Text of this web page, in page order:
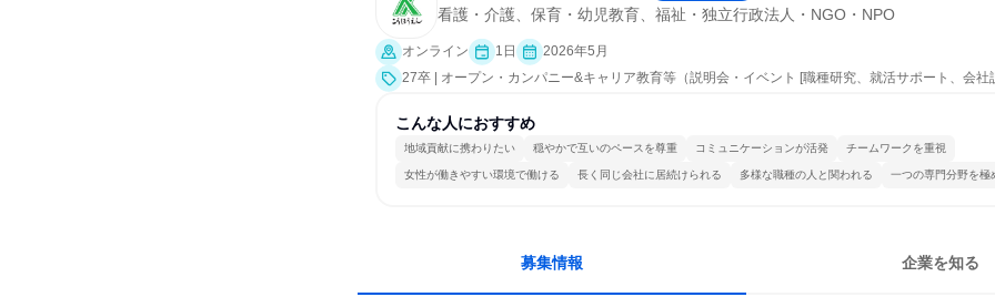
看護・介護、保育・幼児教育、福祉・独立行政法人・NGO・NPO
オンライン 1日
2026年5月
27卒 | オープン・カンパニー&キャリア教育等（説明会・イベント [職種研究、就活サポート、会社
こんな人におすすめ
地域貢献に携わりたい 穏やかで互いのペースを尊重 コミュニケーションが活発 チームワークを重視
女性が働きやすい環境で働ける 長く同じ会社に居続けられる 多様な職種の人と関われる 一つの専門分野を極
募集情報 企業を知る